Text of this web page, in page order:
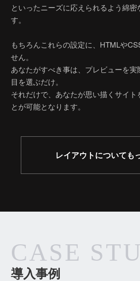
といったニーズに応えられるよう綿密
す。
もちろんこれらの設定に、HTMLや
せん。
あなたがすべき事は、プレビューを
目を選ぶだけ。
それだけで、あなたが思い描くサイト
とが可能となります。
レイアウトについても
CASE
導入事例